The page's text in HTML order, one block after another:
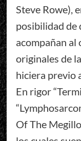
Steve Rowe),
posibilidad de
acompañan al
originales de
hiciera previo
En rigor
Of The